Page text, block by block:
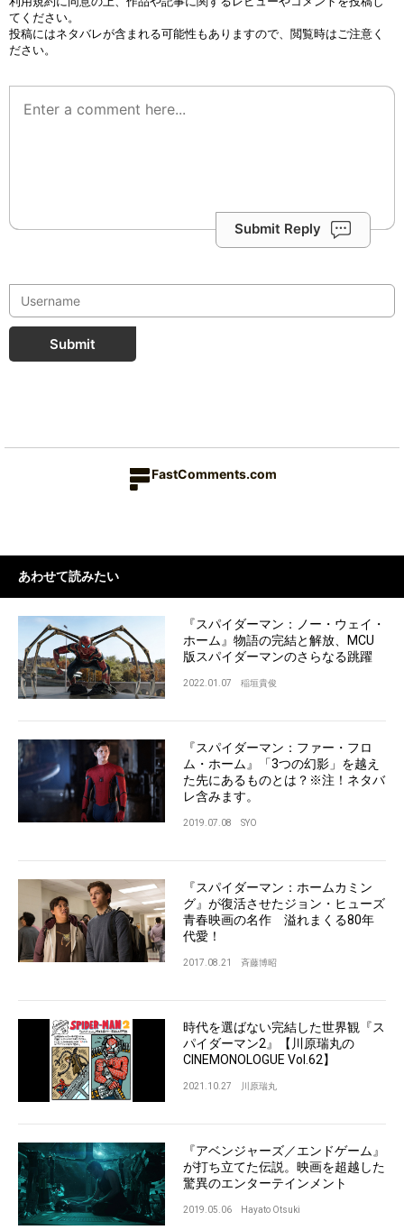
てください。
投稿にはネタバレが含まれる可能性もありますので、閲覧時はご注意く
ださい。
Submit Reply
Submit
FastComments.com
あわせて読みたい
『スパイダーマン：ノー・ウェイ・
ホーム』物語の完結と解放、MCU
版スパイダーマンのさらなる跳躍
2022.01.07 稲垣貴俊
『スパイダーマン：ファー・フロ
ム・ホーム』「3つの幻影」を越え
た先にあるものとは？※注！ネタバ
レ含みます。
2019.07.08 SYO
『スパイダーマン：ホームカミン
グ』が復活させたジョン・ヒューズ
青春映画の名作 溢れまくる80年
代愛！
2017.08.21 斉藤博昭
時代を選ばない完結した世界観『ス
パイダーマン2』【川原瑞丸の
CINEMONOLOGUE Vol.62】
2021.10.27 川原瑞丸
『アベンジャーズ／エンドゲーム』
が打ち立てた伝説。映画を超越した
驚異のエンターテインメント
2019.05.06 Hayato Otsuki